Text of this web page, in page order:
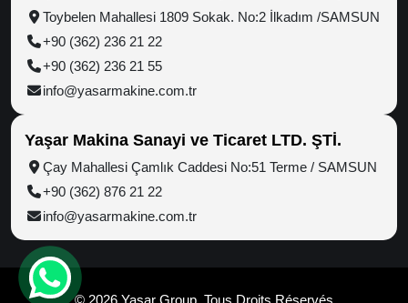
Toybelen Mahallesi 1809 Sokak. No:2 İlkadım /SAMSUN
+90 (362) 236 21 22
+90 (362) 236 21 55
info@yasarmakine.com.tr
Yaşar Makina Sanayi ve Ticaret LTD. ŞTİ.
Çay Mahallesi Çamlık Caddesi No:51 Terme / SAMSUN
+90 (362) 876 21 22
info@yasarmakine.com.tr
© 2026 Yaşar Group, Tous Droits Réservés